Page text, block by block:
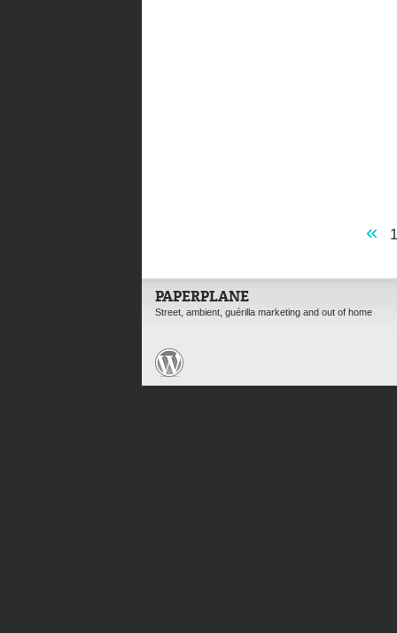
« 1
PAPERPLANE
Street, ambient, guérilla marketing and out of home